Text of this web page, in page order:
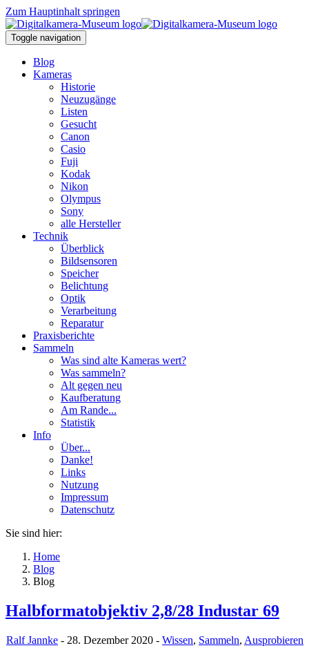
Zum Hauptinhalt springen
Toggle navigation
Blog
Kameras
Historie
Neuzugänge
Listen
Gesucht
Canon
Casio
Fuji
Kodak
Nikon
Olympus
Sony
alle Hersteller
Technik
Überblick
Bildsensoren
Speicher
Belichtung
Optik
Verarbeitung
Reparatur
Praxisberichte
Sammeln
Was sind alte Kameras wert?
Was sammeln?
Alt gegen neu
Kaufberatung
Am Rande...
Statistik
Info
Über...
Danke!
Links
Nutzung
Impressum
Datenschutz
Sie sind hier:
Home
Blog
Blog
Halbformatobjektiv 2,8/28 Industar 69
Ralf Jannke - 28. Dezember 2020 - Wissen, Sammeln, Ausprobieren